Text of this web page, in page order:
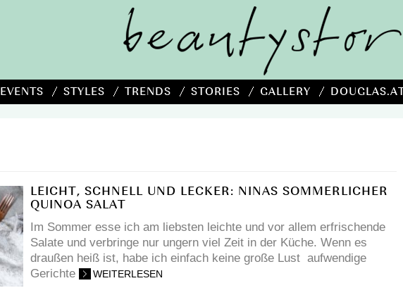
EVENTS STYLES TRENDS STORIES GALLERY DOUGLAS.AT
LEICHT, SCHNELL UND LECKER: NINAS SOMMERLICHER
QUINOA SALAT
Im Sommer esse ich am liebsten leichte und vor allem erfrischende
Salate und verbringe nur ungern viel Zeit in der Küche. Wenn es
draußen heiß ist, habe ich einfach keine große Lust aufwendige
Gerichte
WEITERLESEN